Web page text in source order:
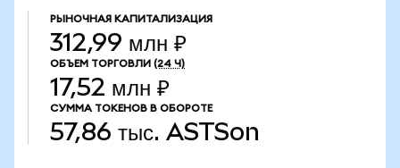
РЫНОЧНАЯ КАПИТАЛИЗАЦИЯ
312,99 млн ₽
ОБЪЕМ ТОРГОВЛИ (24 Ч)
17,52 млн ₽
СУММА ТОКЕНОВ В ОБОРОТЕ
57,86 тыс. ASTSon